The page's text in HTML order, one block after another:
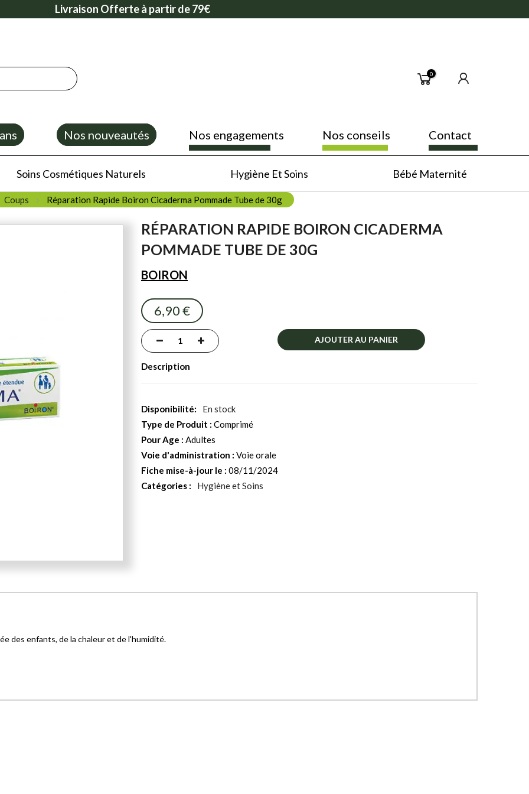
Livraison Offerte à partir de 79€
0
Nos nouveautés Nos engagements Nos conseils Contact
Soins Cosmétiques Naturels Hygiène Et Soins Bébé Maternité
Coups Réparation Rapide Boiron Cicaderma Pommade Tube de 30g
RÉPARATION RAPIDE BOIRON CICADERMA
POMMADE TUBE DE 30G
BOIRON
6,90 €
AJOUTER AU PANIER
Description
En stock
Type de Produit : Comprimé
Pour Age : Adultes
Voie d'administration : Voie orale
Fiche mise-à-jour le : 08/11/2024
Catégories :
Hygiène et Soins
des enfants, de la chaleur et de l'humidité.